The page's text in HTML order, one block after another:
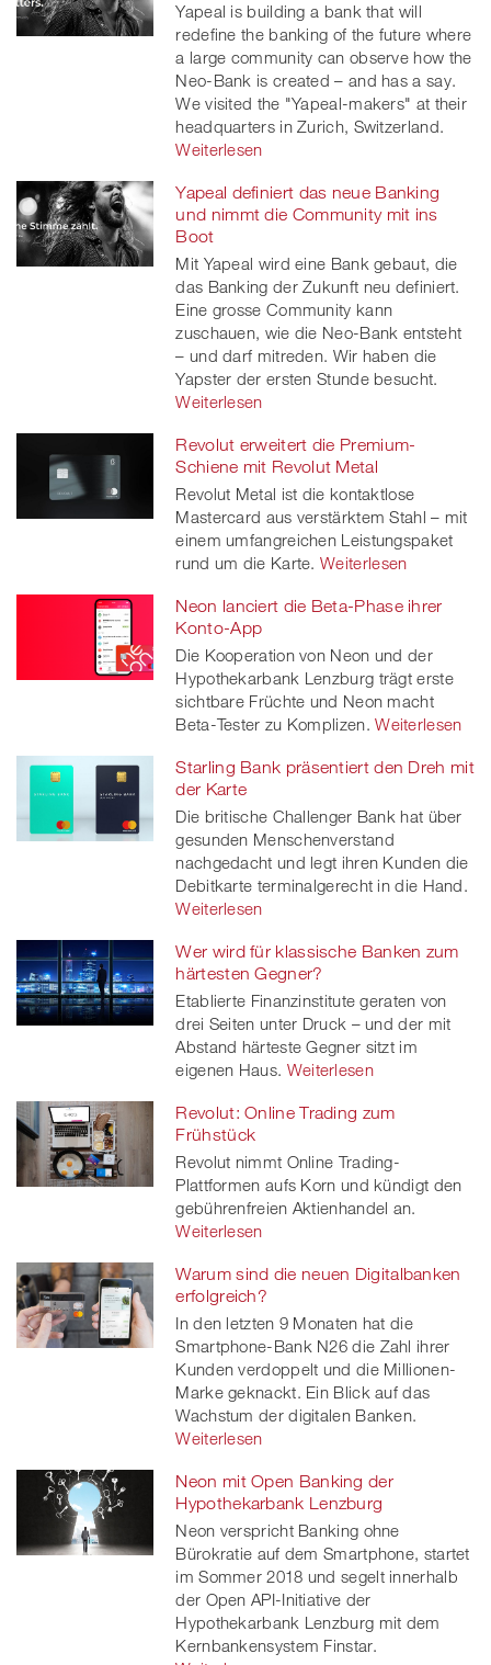
Yapeal is building a bank that will
redefine the banking of the future where
a large community can observe how the
Neo-Bank is created – and has a say.
We visited the "Yapeal-makers" at their
headquarters in Zurich, Switzerland.
Weiterlesen
Yapeal definiert das neue Banking
und nimmt die Community mit ins
Boot
Mit Yapeal wird eine Bank gebaut, die
das Banking der Zukunft neu definiert.
Eine grosse Community kann
zuschauen, wie die Neo-Bank entsteht
– und darf mitreden. Wir haben die
Yapster der ersten Stunde besucht.
Weiterlesen
Revolut erweitert die Premium-
Schiene mit Revolut Metal
Revolut Metal ist die kontaktlose
Mastercard aus verstärktem Stahl – mit
einem umfangreichen Leistungspaket
rund um die Karte. Weiterlesen
Neon lanciert die Beta-Phase ihrer
Konto-App
Die Kooperation von Neon und der
Hypothekarbank Lenzburg trägt erste
sichtbare Früchte und Neon macht
Beta-Tester zu Komplizen. Weiterlesen
Starling Bank präsentiert den Dreh mit
der Karte
Die britische Challenger Bank hat über
gesunden Menschenverstand
nachgedacht und legt ihren Kunden die
Debitkarte terminalgerecht in die Hand.
Weiterlesen
Wer wird für klassische Banken zum
härtesten Gegner?
Etablierte Finanzinstitute geraten von
drei Seiten unter Druck – und der mit
Abstand härteste Gegner sitzt im
eigenen Haus. Weiterlesen
Revolut: Online Trading zum
Frühstück
Revolut nimmt Online Trading-
Plattformen aufs Korn und kündigt den
gebührenfreien Aktienhandel an.
Weiterlesen
Warum sind die neuen Digitalbanken
erfolgreich?
In den letzten 9 Monaten hat die
Smartphone-Bank N26 die Zahl ihrer
Kunden verdoppelt und die Millionen-
Marke geknackt. Ein Blick auf das
Wachstum der digitalen Banken.
Weiterlesen
Neon mit Open Banking der
Hypothekarbank Lenzburg
Neon verspricht Banking ohne
Bürokratie auf dem Smartphone, startet
im Sommer 2018 und segelt innerhalb
der Open API-Initiative der
Hypothekarbank Lenzburg mit dem
Kernbankensystem Finstar.